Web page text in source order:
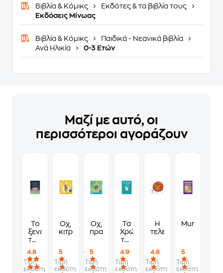
Βιβλία & Κόμικς
Εκδότες & τα βιβλία τους
Εκδόσεις Μίνωας
Βιβλία & Κόμικς
Παιδικά - Νεανικά βιβλία
Ανά Ηλικία
0-3 Ετών
Μαζί με αυτό, οι
περισσότεροι αγοράζουν
Το
ξενοδοχείο
των
4.8
Τιμή
εκδότη:
Οχ,
κιτρίνισα!
5
Τιμή
εκδότη:
Οχ,
πρασίνισα!
5
Τιμή
εκδότη:
Τα
Χρώματα
της
4.9
Τιμή
εκδότη:
Η
τελεία
4.8
Τιμή
εκδότη:
Murdoku
5
Τιμή
εκδότη: